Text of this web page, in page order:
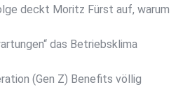
deckt Moritz Fürst auf, warum
das Betriebsklima
(Gen Z) Benefits völlig